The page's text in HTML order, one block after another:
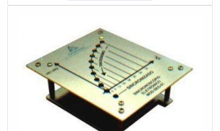
necessidade energética do ambiente, evitando